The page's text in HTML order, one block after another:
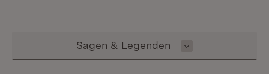
Inhalt auswählen
Sagen & Legenden